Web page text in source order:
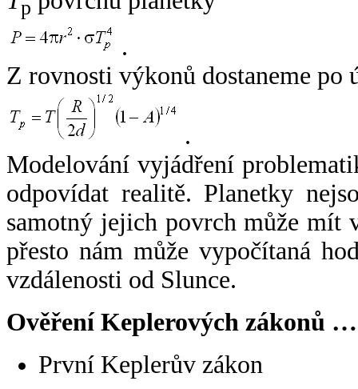
p
.
Z rovnosti výkonů dostaneme po
.
Modelování vyjádření
odpovídat realitě. Planetky
samotný jejich povrch může mít
přesto nám může vypočítaná
vzdálenosti od Slunce.
Ověření Keplerových zákonů …
První Keplerův zákon